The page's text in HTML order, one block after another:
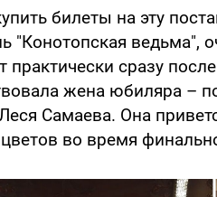
билеты на эту
"Конотопская ведьма",
практически сразу
жена юбиляра –
Самаева. Она
во время